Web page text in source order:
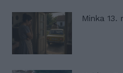
Minka 13.